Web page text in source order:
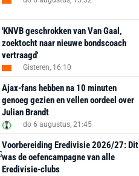
'KNVB geschrokken van Van Gaal,
zoektocht naar nieuwe bondscoach
vertraagd'
Gisteren, 16:10
Ajax-fans hebben na 10 minuten
genoeg gezien en vellen oordeel over
Julian Brandt
do 6 augustus, 21:45
Voorbereiding Eredivisie 2026/27: Dit
was de oefencampagne van alle
Eredivisie-clubs